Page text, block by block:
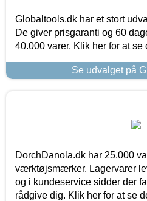
Globaltools.dk har et stort
De giver prisgaranti og 60
40.000 varer. Klik her for at se
Se udvalget på
DorchDanola.dk har 25.000
værktøjsmærker. Lagervarer
og i kundeservice sidder der
rådgive dig. Klik her for at se